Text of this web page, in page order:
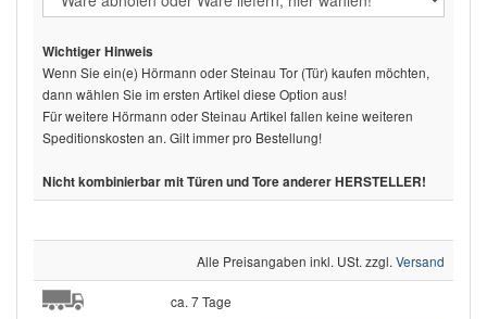
Wichtiger Hinweis
Wenn Sie ein(e) Hörmann oder Steinau Tor (Tür) kaufen möchten,
dann wählen Sie im ersten Artikel diese Option aus!
Für weitere Hörmann oder Steinau Artikel fallen keine weiteren
Speditionskosten an. Gilt immer pro Bestellung!
Nicht kombinierbar mit Türen und Tore anderer HERSTELLER!
Alle Preisangaben inkl. USt. zzgl. Versand
ca. 7 Tage